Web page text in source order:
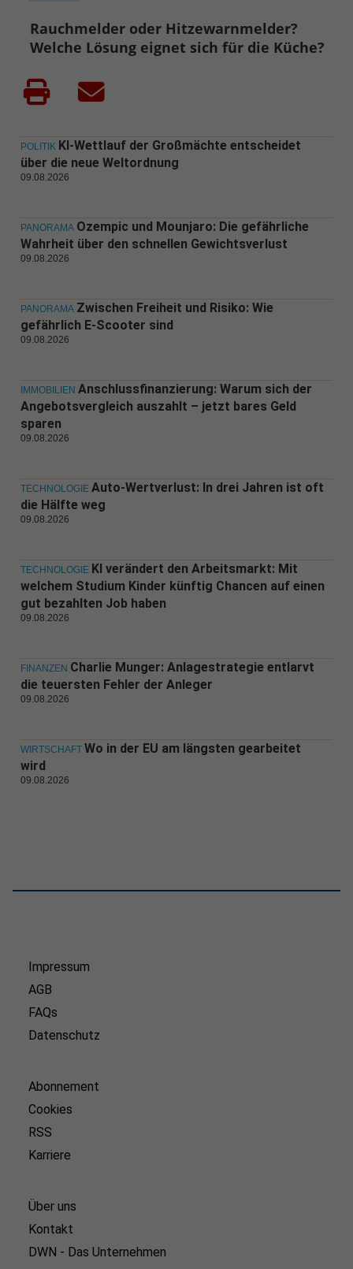
Rauchmelder oder Hitzewarnmelder?
Welche Lösung eignet sich für die Küche?
POLITIK KI-Wettlauf der Großmächte entscheidet
über die neue Weltordnung
09.08.2026
PANORAMA Ozempic und Mounjaro: Die gefährliche
Wahrheit über den schnellen Gewichtsverlust
09.08.2026
PANORAMA Zwischen Freiheit und Risiko: Wie
gefährlich E-Scooter sind
09.08.2026
IMMOBILIEN Anschlussfinanzierung: Warum sich der
Angebotsvergleich auszahlt – jetzt bares Geld
sparen
09.08.2026
TECHNOLOGIE Auto-Wertverlust: In drei Jahren ist oft
die Hälfte weg
09.08.2026
TECHNOLOGIE KI verändert den Arbeitsmarkt: Mit
welchem Studium Kinder künftig Chancen auf einen
gut bezahlten Job haben
09.08.2026
FINANZEN Charlie Munger: Anlagestrategie entlarvt
die teuersten Fehler der Anleger
09.08.2026
WIRTSCHAFT Wo in der EU am längsten gearbeitet
wird
09.08.2026
Impressum
AGB
FAQs
Datenschutz
Abonnement
Cookies
RSS
Karriere
Über uns
Kontakt
DWN - Das Unternehmen